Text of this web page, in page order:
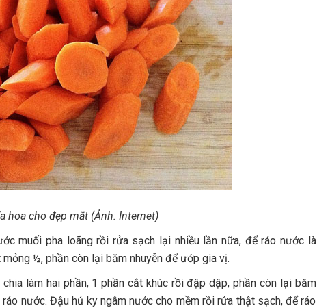
hoa cho đẹp mắt (Ảnh: Internet)
muối pha loãng rồi rửa sạch lại nhiều lần nữa, để ráo nước là
½, phần còn lại băm nhuyễn để ướp gia vị.
làm hai phần, 1 phần cắt khúc rồi đập dập, phần còn lại băm
nước. Đậu hủ ky ngâm nước cho mềm rồi rửa thật sạch, để ráo